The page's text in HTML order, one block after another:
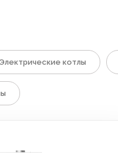
Электрические котлы